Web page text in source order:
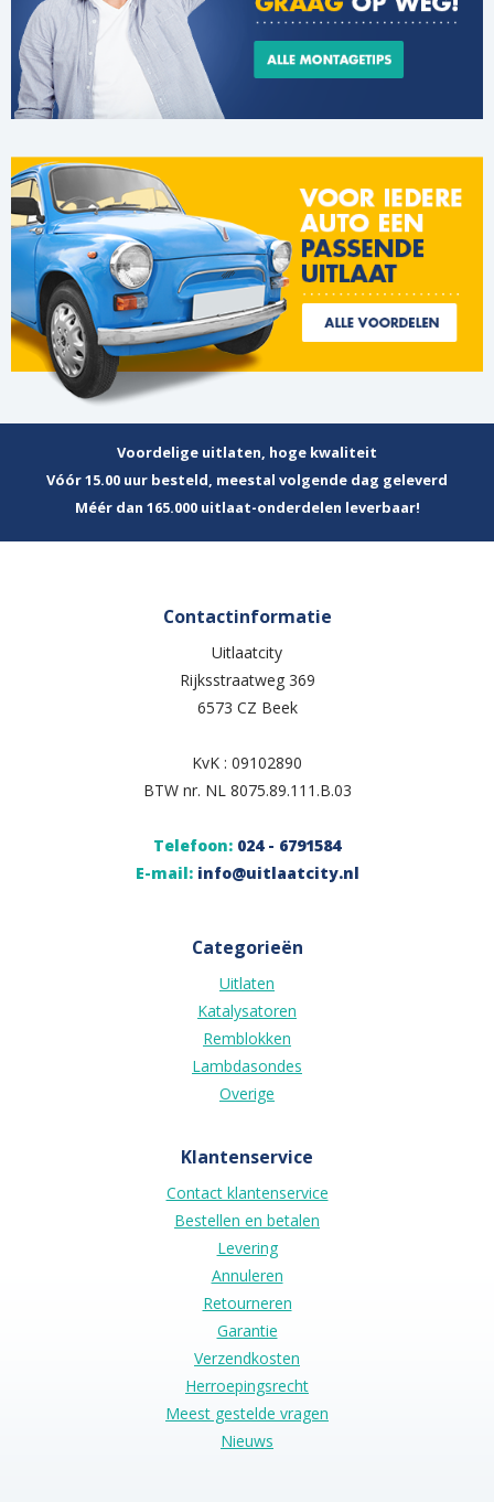
Voordelige uitlaten, hoge kwaliteit
Vóór 15.00 uur besteld, meestal volgende dag geleverd
Méér dan 165.000 uitlaat-onderdelen leverbaar!
Contactinformatie
Uitlaatcity
Rijksstraatweg 369
6573 CZ Beek
KvK : 09102890
BTW nr. NL 8075.89.111.B.03
Telefoon: 024 - 6791584
E-mail: info@uitlaatcity.nl
Categorieën
Uitlaten
Katalysatoren
Remblokken
Lambdasondes
Overige
Klantenservice
Contact klantenservice
Bestellen en betalen
Levering
Annuleren
Retourneren
Garantie
Verzendkosten
Herroepingsrecht
Meest gestelde vragen
Nieuws